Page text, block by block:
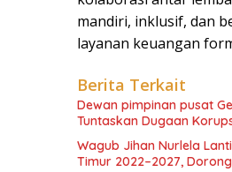
mandiri, inklusif, dan
layanan keuangan
Berita Terkait
Dewan pimpinan pusat
Tuntaskan Dugaan
Wagub Jihan Nurlela
Timur 2022–2027,